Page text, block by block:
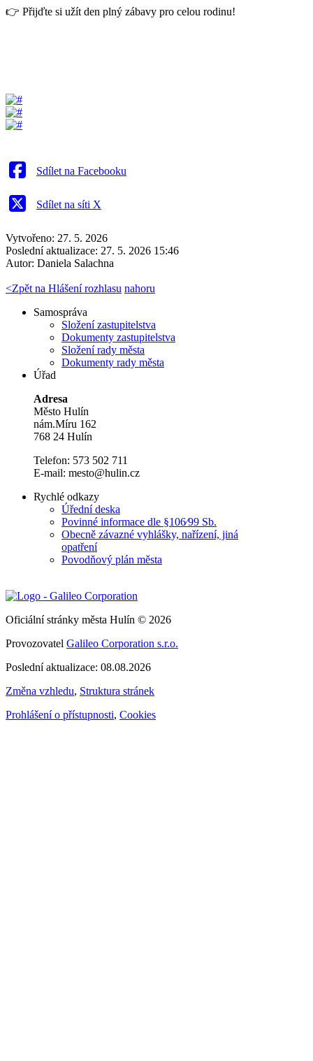
👉 Přijďte si užít den plný zábavy pro celou rodinu!
Sdílet na Facebooku
Sdílet na síti X
Vytvořeno: 27. 5. 2026
Poslední aktualizace: 27. 5. 2026 15:46
Autor: Daniela Salachna
<Zpět na Hlášení rozhlasu nahoru
Samospráva
Složení zastupitelstva
Dokumenty zastupitelstva
Složení rady města
Dokumenty rady města
Úřad
Adresa
Město Hulín
nám.Míru 162
768 24 Hulín
Telefon: 573 502 711
E-mail: mesto@hulin.cz
Rychlé odkazy
Úřední deska
Povinné informace dle §106⁄99 Sb.
Obecně závazné vyhlášky, nařízení, jiná
opatření
Povodňový plán města
Oficiální stránky města Hulín © 2026
Provozovatel Galileo Corporation s.r.o.
Poslední aktualizace: 08.08.2026
Změna vzhledu, Struktura stránek
Prohlášení o přístupnosti, Cookies